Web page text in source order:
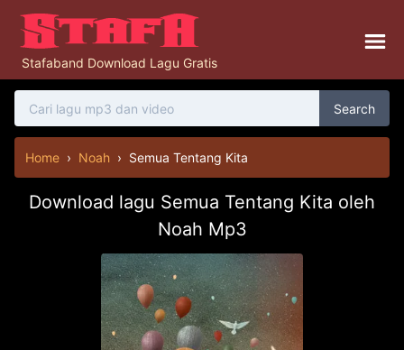
Stafaband Download Lagu Gratis
Search
Home › Noah › Semua Tentang Kita
Download lagu Semua Tentang Kita oleh
Noah Mp3